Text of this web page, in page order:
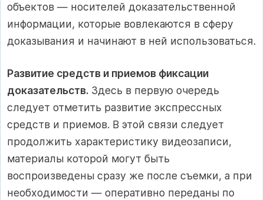
объектов — носителей доказательственной
информации, которые вовлекаются в сферу
доказывания и начинают в ней использоваться.
Развитие средств и приемов фиксации
доказательств. Здесь в первую очередь
следует отметить развитие экспрессных
средств и приемов. В этой связи следует
продолжить характеристику видеозаписи,
материалы которой могут быть
воспроизведены сразу же после съемки, а при
необходимости — оперативно переданы по